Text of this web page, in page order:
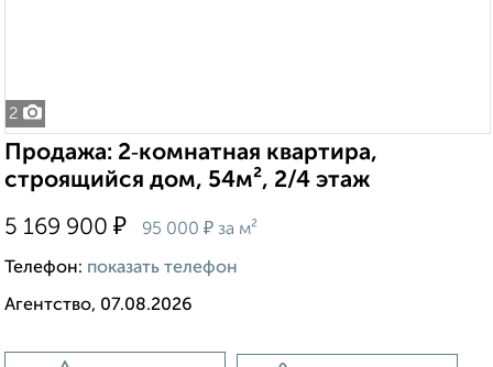
2
Продажа: 2‑комнатная квартира,
строящийся дом, 54м², 2/4 этаж
5 169 900 ₽ 95 000 ₽ за м²
Телефон: показать телефон
Агентство, 07.08.2026